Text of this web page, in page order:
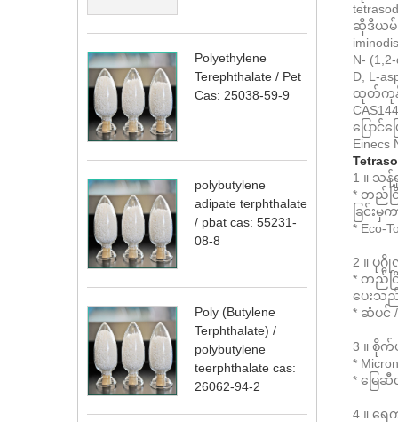
Polyethylene
Terephthalate / Pet
Cas: 25038-59-9
polybutylene
adipate terphthalate
/ pbat cas: 55231-
08-8
Poly (Butylene
Terphthalate) /
polybutylene
teerphthalate cas:
26062-94-2
ဆိုဒီယမ်
N-
D, L-
ထုတ်ကုန်
ပြောင်
Einecs
1 ။ သန့်
* တည်င
ခြင်း
* Eco-
2 ။ ပု
* တည်င
ပေးသ
* ဆံပင်
3 ။ စိုက်
*
* မြေ
4 ။ ရ